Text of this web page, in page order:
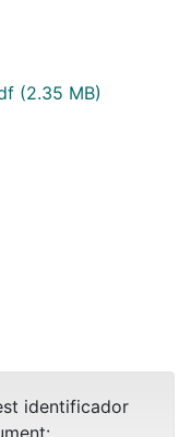
(2.35 MB)
identificador